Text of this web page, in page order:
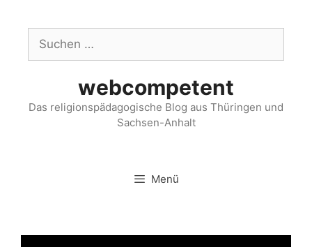
webcompetent
Das religionspädagogische Blog aus Thüringen und
Sachsen-Anhalt
Menü